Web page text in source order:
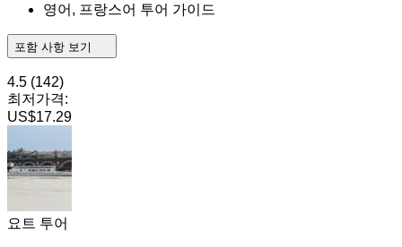
영어, 프랑스어 투어 가이드
포함 사항 보기
4.5 (142)
최저가격:
US$17.29
요트 투어